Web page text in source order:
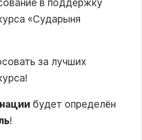
в поддержку
Сударыня
за лучших
будет определён
!